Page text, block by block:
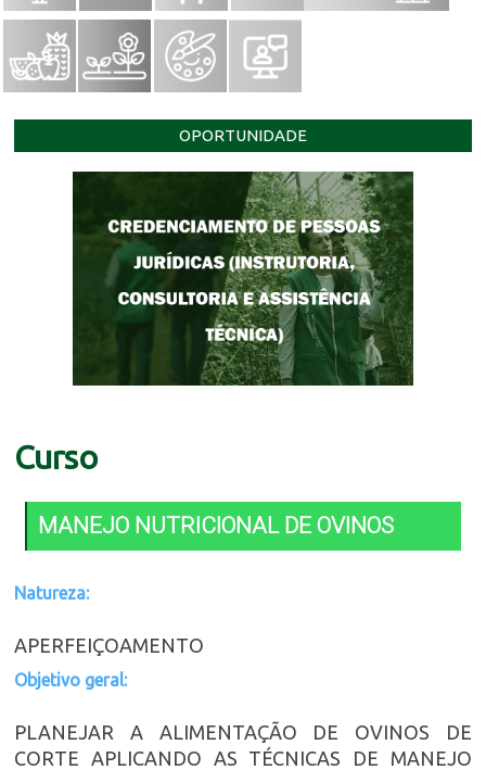
OPORTUNIDADE
Curso
MANEJO NUTRICIONAL DE OVINOS
Natureza:
APERFEIÇOAMENTO
Objetivo geral:
PLANEJAR A ALIMENTAÇÃO DE OVINOS DE
CORTE APLICANDO AS TÉCNICAS DE MANEJO